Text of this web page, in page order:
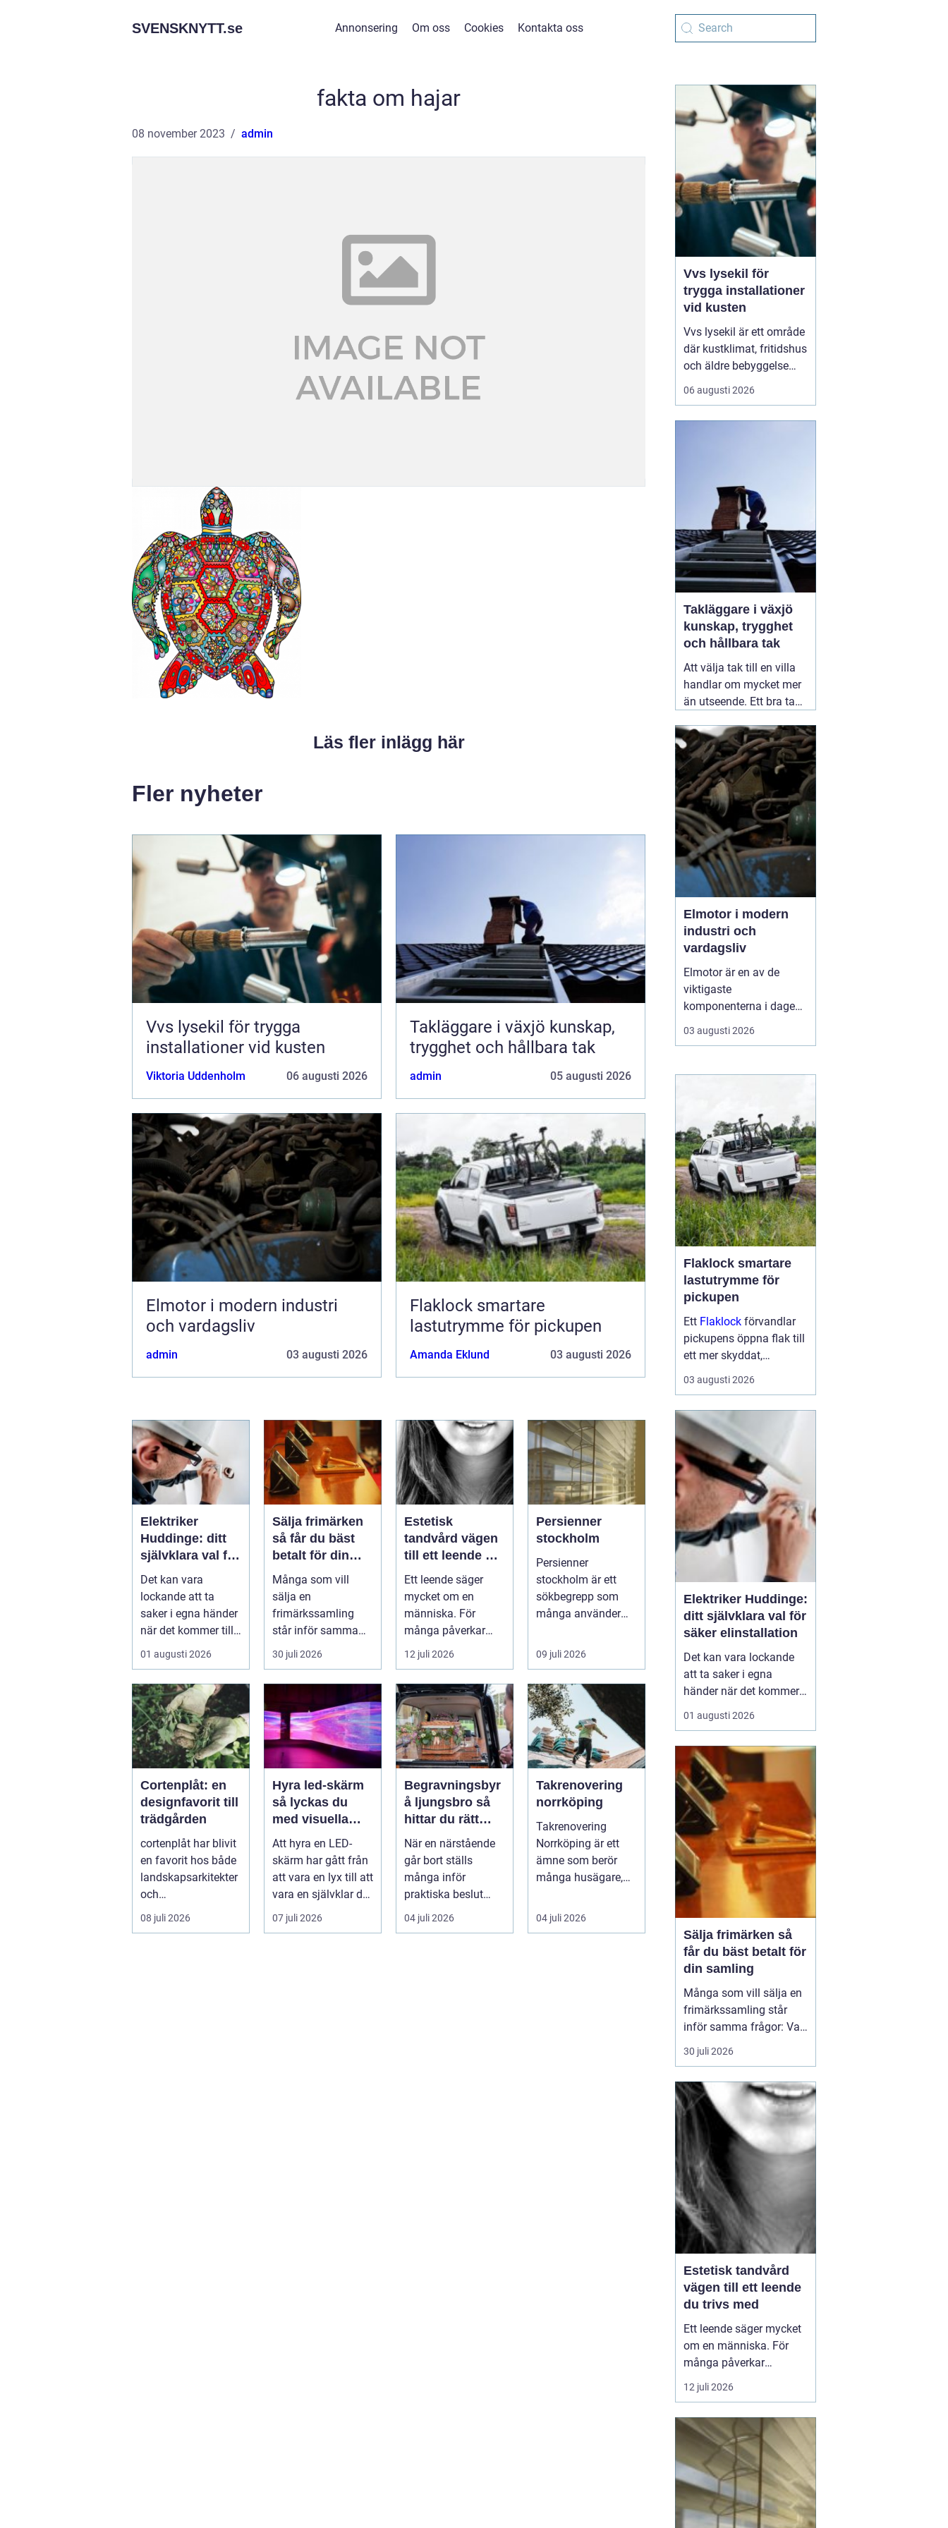
SVENSKNYTT.se Annonsering Om oss Cookies Kontakta oss
fakta om hajar
08 november 2023 admin
Läs fler inlägg här
Fler nyheter
Vvs lysekil för trygga
installationer vid kusten
Viktoria Uddenholm 06 augusti 2026
Takläggare i växjö kunskap,
trygghet och hållbara tak
admin 05 augusti 2026
Elmotor i modern industri
och vardagsliv
admin 03 augusti 2026
Flaklock smartare
lastutrymme för pickupen
Amanda Eklund 03 augusti 2026
Elektriker
Huddinge: ditt
självklara val för
säker
elinstallation
Det kan vara
lockande att ta
saker i egna händer
när det kommer till
hemförbättr...
01 augusti 2026
Sälja frimärken
så får du bäst
betalt för din
samling
Många som vill
sälja en
frimärkssamling
står inför samma
frågor: Vad är
samlingen värd?
Var vänder m...
30 juli 2026
Estetisk
tandvård vägen
till ett leende du
trivs med
Ett leende säger
mycket om en
människa. För
många påverkar
tändernas utseende
både
självförtroendet ...
12 juli 2026
Persienner
stockholm
Persienner
stockholm är ett
sökbegrepp som
många använder
praktiska och
snygga so...
09 juli 2026
Cortenplåt: en
designfavorit till
trädgården
cortenplåt har blivit
en favorit hos både
landskapsarkitekter
och
trädgårdsentusiaste
r. Det är ett m...
08 juli 2026
Hyra led-skärm
så lyckas du
med visuella
upplevelser på
event
Att hyra en LED-
skärm har gått från
att vara en lyx till att
vara en självklar del
på många event,
m...
07 juli 2026
Begravningsbyr
å ljungsbro så
hittar du rätt
stöd i en svår tid
När en närstående
går bort ställs
många inför
praktiska beslut
mitt i sorgen. Frågor
om ceremoni, ju...
04 juli 2026
Takrenovering
norrköping
Takrenovering
Norrköping är ett
ämne som berör
många husägare,
gar och fastighets...
04 juli 2026
Vvs lysekil för
trygga installationer
vid kusten
Vvs lysekil är ett område
där kustklimat, fritidshus
och äldre bebyggelse
ställer extra höga krav
på rörarbeten,
av återkommande
säsongsproblem, akuta
läckage och behov...
06 augusti 2026
Takläggare i växjö
kunskap, trygghet
och hållbara tak
Att välja tak till en villa
handlar om mycket mer
än utseende. Ett bra tak
snö, blåst och fukt, och
påverkar både
inomhusklimat och
ekonomi. I en stad med
skiftande väder som
Växjö blir valet av
material, utförande05
augusti 2026
Elmotor i modern
industri och
vardagsliv
Elmotor är en av de
viktigaste
komponenterna i dagens
samhälle, från små
hushållsapparater till
En väl vald och rättskött
03 augusti 2026
Flaklock smartare
lastutrymme för
pickupen
Ett Flaklock förvandlar
pickupens öppna flak till
ett mer skyddat,
praktiskt och ibland
också mer bränslesnålt
är skillnaden tydlig
redan efter första
veckan: mindre stök,
torrar...
03 augusti 2026
Elektriker Huddinge:
ditt självklara val för
säker elinstallation
Det kan vara lockande
att ta saker i egna
händer när det kommer
till hemförbättringar,
men när det handlar om
alltid bäst att vända sig
till ett proffs. I Huddinge
finns det många ...
01 augusti 2026
Sälja frimärken så
får du bäst betalt för
din samling
Många som vill sälja en
frimärkssamling står
inför samma frågor: Vad
är samlingen värd? Var
vänder man sig? Och hur
för billigt? Oavsett om
samlingen är egen, ärvd
eller del av ett dödsbo
går det att skapa
ordning, få en rättvi...
30 juli 2026
Estetisk tandvård
vägen till ett leende
du trivs med
Ett leende säger mycket
om en människa. För
många påverkar
tändernas utseende
både självförtroendet
sociala situationer.
estetisk tandvård
handlar om att skapa
et...
12 juli 2026